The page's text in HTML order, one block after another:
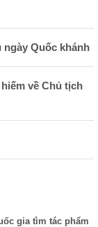
ngày Quốc khánh
về Chủ tịch
gia tìm tác phẩm